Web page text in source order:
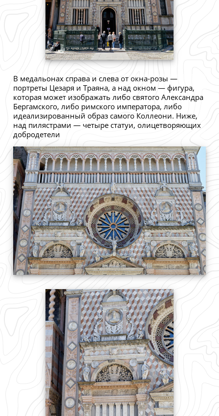
В медальонах справа и слева от окна-розы —
портреты Цезаря и Траяна, а над окном — фигура,
которая может изображать либо святого Александра
Бергамского, либо римского императора, либо
идеализированный образ самого Коллеони. Ниже,
над пилястрами — четыре статуи, олицетворяющих
добродетели